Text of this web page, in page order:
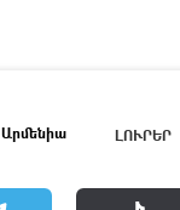
Արմենիա ԼՈՒՐԵՐ